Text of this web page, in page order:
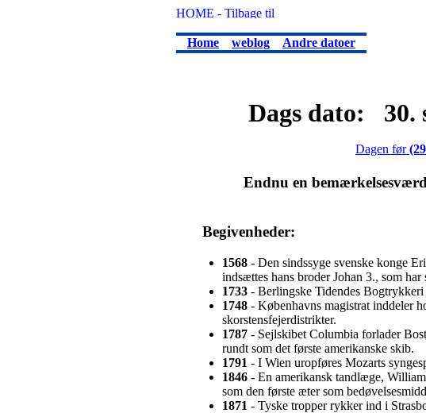
Home weblog Andre datoer
Dags dato: 30.
Dagen før
Endnu en
Begivenheder:
1568 - Den sindssyge svenske konge
indsættes hans broder Johan 3., som
1733 - Berlingske Tidendes
1748 - Københavns magistrat inddeler
skorstensfejerdistrikter.
1787 - Sejlskibet Columbia forlader
rundt som det første amerikanske skib.
1791 - I Wien uropføres Mozarts
1846 - En amerikansk tandlæge,
som den første æter som
1871 - Tyske tropper rykker ind i